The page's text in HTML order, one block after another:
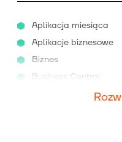
Aplikacja miesiąca
Aplikacje biznesowe
Biznes
Business Central